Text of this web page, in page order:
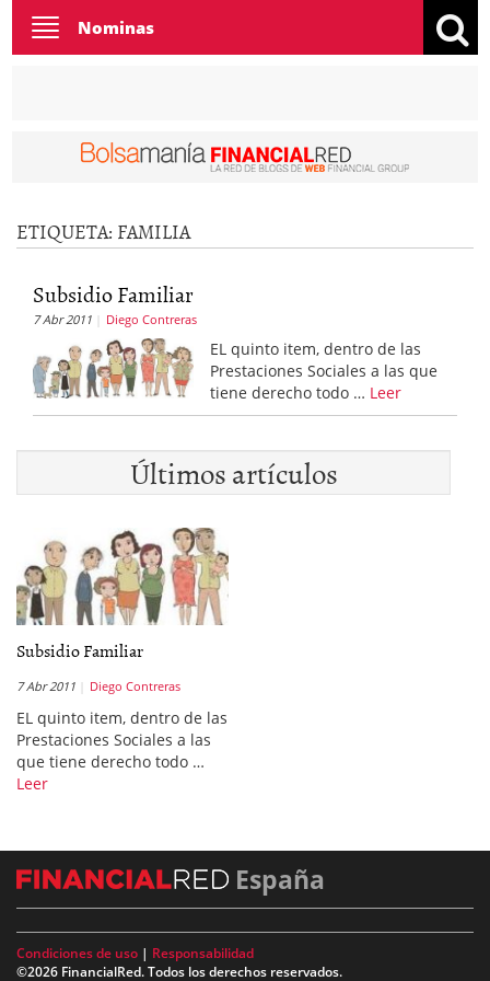
Toggle
navigation
Nominas
ETIQUETA: FAMILIA
Subsidio Familiar
7 Abr 2011 Diego Contreras
EL quinto item, dentro de las
Prestaciones Sociales a las que
tiene derecho todo … Leer
Últimos artículos
Subsidio Familiar
7 Abr 2011 Diego Contreras
EL quinto item, dentro de las
Prestaciones Sociales a las
que tiene derecho todo …
Leer
España
Condiciones de uso | Responsabilidad
©2026 FinancialRed. Todos los derechos reservados.